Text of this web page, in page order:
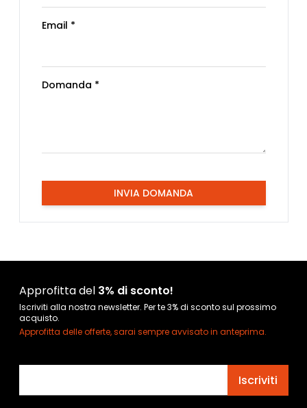
Email *
Domanda *
INVIA DOMANDA
Approfitta del 3% di sconto!
Iscriviti alla nostra newsletter. Per te 3% di sconto sul prossimo
acquisto.
Approfitta delle offerte, sarai sempre avvisato in anteprima.
Iscriviti